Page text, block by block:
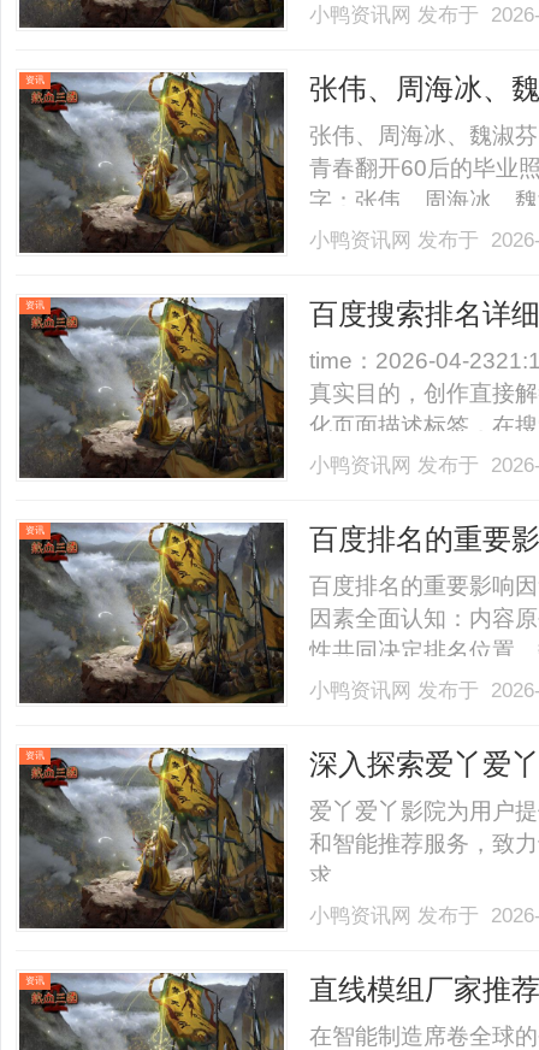
小鸭资讯网 发布于
资讯
张伟、周海冰、
承包了60后的青
张伟、周海冰、魏淑
青春翻开60后的毕业
字：张伟、周海冰、
是厂里的工友，是隔
然清贫却热气腾腾的
小鸭资讯网 发布于
资讯 百度搜索排名详
time：2026-04-
真实目的，创作直接
化页面描述标签，在
率。点击反馈：用户
标注与地域关键词，
小鸭资讯网 发布于
资讯 百度排名的重要
百度排名的重要影响
因素全面认知：内容
性共同决定排名位置
键词排名变化，每周
新，定位核心原因。
小鸭资讯网 发布于
资讯 深入探索爱丫爱
爱丫爱丫影院为用户
和智能推荐服务，致
求。......
小鸭资讯网 发布于
资讯
直线模组厂家推
的标杆力量
在智能制造席卷全球